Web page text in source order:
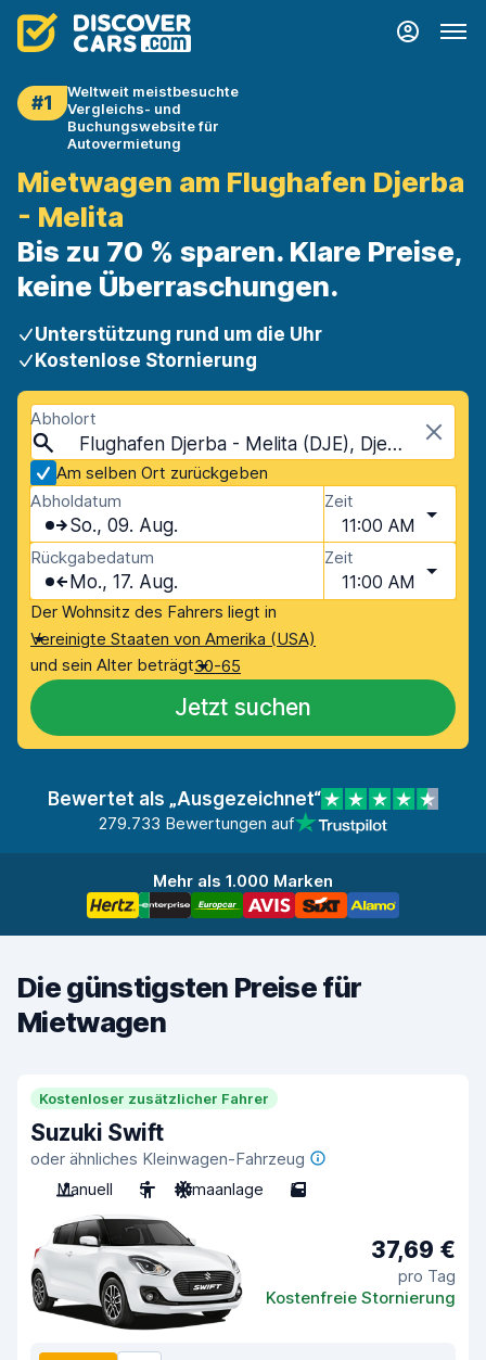
#1
Weltweit meistbesuchte
Vergleichs- und
Buchungswebsite für
Autovermietung
Mietwagen am Flughafen Djerba
- Melita
Bis zu 70 % sparen. Klare Preise,
keine Überraschungen.
Unterstützung rund um die Uhr
Kostenlose Stornierung
Abholort
Flughafen Djerba - Melita (DJE), Djerba, Tunesien
Am selben Ort zurückgeben
Abholdatum
So., 09. Aug.
Zeit
11:00 AM
Rückgabedatum
Mo., 17. Aug.
Zeit
11:00 AM
Der Wohnsitz des Fahrers liegt in
Vereinigte Staaten von Amerika (USA)
und sein Alter beträgt30-65
Jetzt suchen
Bewertet als „Ausgezeichnet“
279.733 Bewertungen auf
Mehr als 1.000 Marken
Die günstigsten Preise für
Mietwagen
Kostenloser zusätzlicher Fahrer
Suzuki Swift
oder ähnliches Kleinwagen-Fahrzeug
Manuell
5 Klimaanlage 5
37,69 €
pro Tag
Kostenfreie Stornierung